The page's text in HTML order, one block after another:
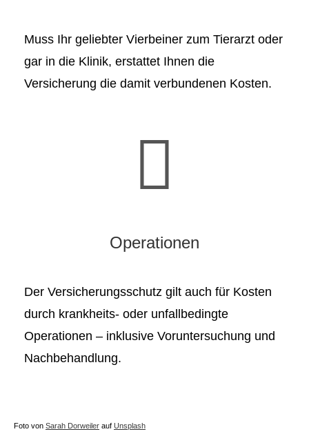
Muss Ihr geliebter Vierbeiner zum Tierarzt oder
gar in die Klinik, erstattet Ihnen die
Versicherung die damit verbundenen Kosten.
Operationen
Der Versicherungsschutz gilt auch für Kosten
durch krankheits- oder unfallbedingte
Operationen – inklusive Voruntersuchung und
Nachbehandlung.
Foto von Sarah Dorweiler auf Unsplash